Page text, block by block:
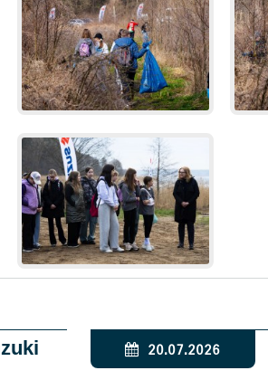
20.07.2026